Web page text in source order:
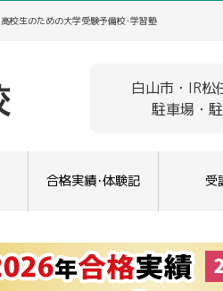
校生のための大学受験予備校･学習塾
白山市・IR
駐車場・
合格実績･体験記 受